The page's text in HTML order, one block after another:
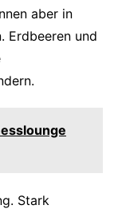
aber in
Erdbeeren und
Stark